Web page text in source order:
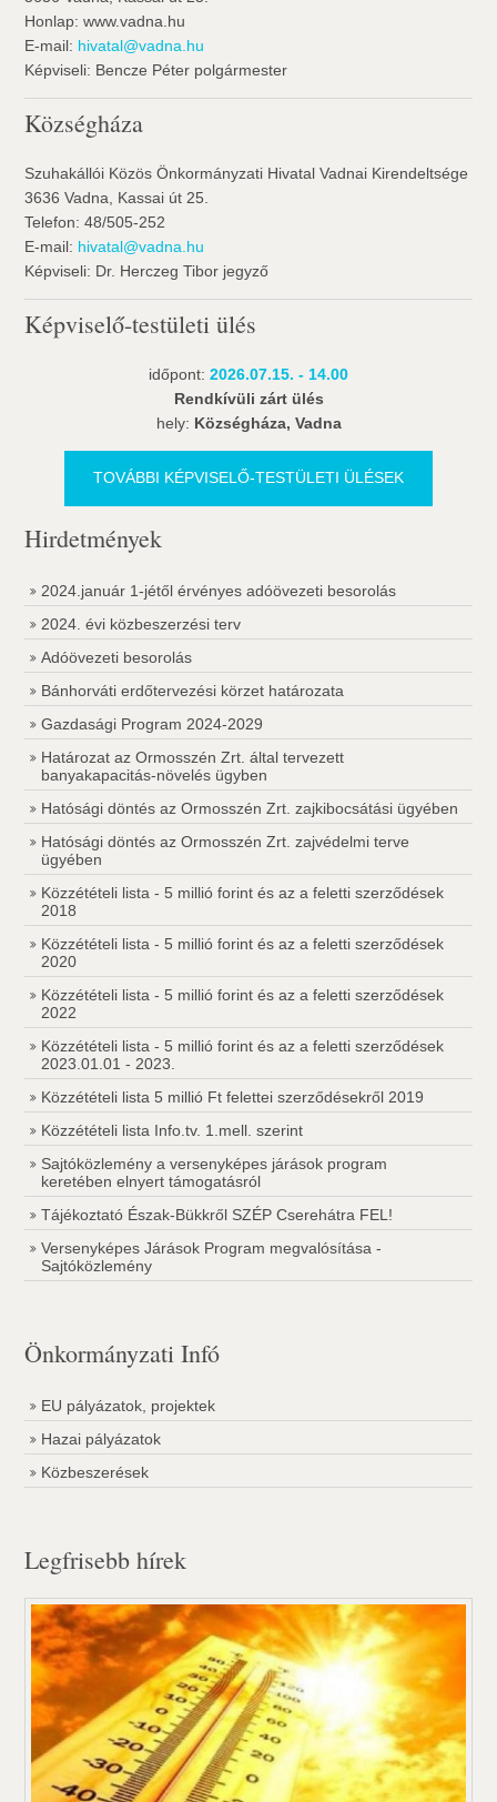
Honlap: www.vadna.hu
E-mail: hivatal@vadna.hu
Képviseli: Bencze Péter polgármester
Községháza
Szuhakállói Közös Önkormányzati Hivatal Vadnai Kirendeltsége
3636 Vadna, Kassai út 25.
Telefon: 48/505-252
E-mail: hivatal@vadna.hu
Képviseli: Dr. Herczeg Tibor jegyző
Képviselő-testületi ülés
időpont: 2026.07.15. - 14.00
Rendkívüli zárt ülés
hely: Községháza, Vadna
TOVÁBBI KÉPVISELŐ-TESTÜLETI ÜLÉSEK
Hirdetmények
2024.január 1-jétől érvényes adóövezeti besorolás
2024. évi közbeszerzési terv
Adóövezeti besorolás
Bánhorváti erdőtervezési körzet határozata
Gazdasági Program 2024-2029
Határozat az Ormosszén Zrt. által tervezett
banyakapacitás-növelés ügyben
Hatósági döntés az Ormosszén Zrt. zajkibocsátási ügyében
Hatósági döntés az Ormosszén Zrt. zajvédelmi terve
ügyében
Közzétételi lista - 5 millió forint és az a feletti szerződések
2018
Közzétételi lista - 5 millió forint és az a feletti szerződések
2020
Közzétételi lista - 5 millió forint és az a feletti szerződések
2022
Közzétételi lista - 5 millió forint és az a feletti szerződések
2023.01.01 - 2023.
Közzétételi lista 5 millió Ft felettei szerződésekről 2019
Közzétételi lista Info.tv. 1.mell. szerint
Sajtóközlemény a versenyképes járások program
keretében elnyert támogatásról
Tájékoztató Észak-Bükkről SZÉP Cserehátra FEL!
Versenyképes Járások Program megvalósítása -
Sajtóközlemény
Önkormányzati Infó
EU pályázatok, projektek
Hazai pályázatok
Közbeszerések
Legfrisebb hírek